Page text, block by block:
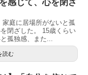
感じて、心を閉ざ
庭に居場所がないと孤
閉ざした。 15歳くらい
孤独感、また...
読む